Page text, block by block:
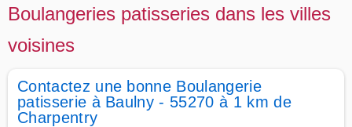
Boulangeries patisseries dans les villes
voisines
Contactez une bonne Boulangerie
patisserie à Baulny - 55270 à 1 km de
Charpentry